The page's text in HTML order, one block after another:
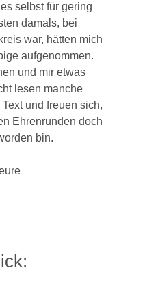
selbst für gering
damals, bei
war, hätten mich
aufgenommen.
und mir etwas
lesen manche
und freuen sich,
Ehrenrunden doch
bin.